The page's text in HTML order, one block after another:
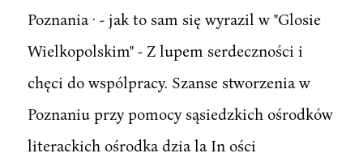
Poznania · - jak to sam się wyrazil w "Glosie
Wielkopolskim" - Z lupem serdeczności i
chęci do wspólpracy. Szanse stworzenia w
Poznaniu przy pomocy sąsiedzkich ośrodków
literackich ośrodka dzia la In ości